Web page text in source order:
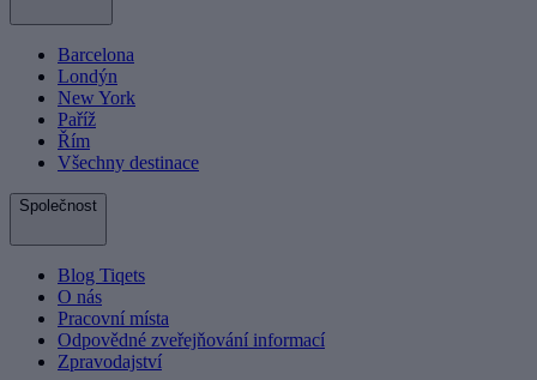
Barcelona
Londýn
New York
Paříž
Řím
Všechny destinace
Společnost
Blog Tiqets
O nás
Pracovní místa
Odpovědné zveřejňování informací
Zpravodajství